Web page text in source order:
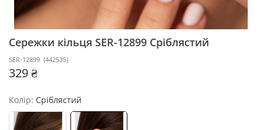
Сережки кільця SER-12899 Сріблястий
SER-12899 (442535)
329 ₴
Колір: Сріблястий